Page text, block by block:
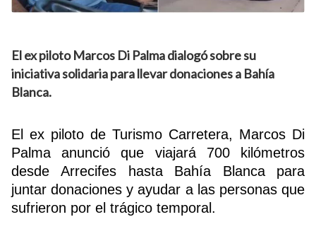
El ex piloto Marcos Di Palma dialogó sobre su
iniciativa solidaria para llevar donaciones a Bahía
Blanca.
El ex piloto de Turismo Carretera, Marcos Di
Palma anunció que viajará 700 kilómetros
desde Arrecifes hasta Bahía Blanca para
juntar donaciones y ayudar a las personas que
sufrieron por el trágico temporal.